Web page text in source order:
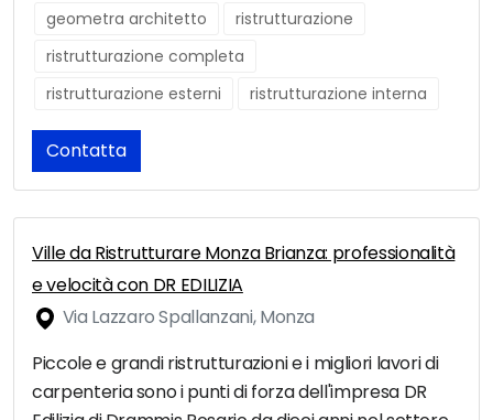
geometra architetto
ristrutturazione
ristrutturazione completa
ristrutturazione esterni
ristrutturazione interna
Contatta
Ville da Ristrutturare Monza Brianza: professionalità
e velocità con DR EDILIZIA
Via Lazzaro Spallanzani, Monza
Piccole e grandi ristrutturazioni e i migliori lavori di
carpenteria sono i punti di forza dell'impresa DR